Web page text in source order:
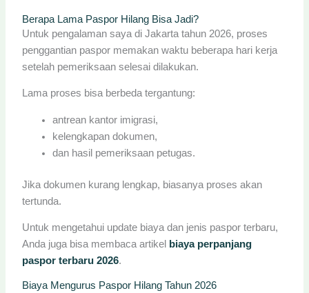
Berapa Lama Paspor Hilang Bisa Jadi?
Untuk pengalaman saya di Jakarta tahun 2026, proses
penggantian paspor memakan waktu beberapa hari kerja
setelah pemeriksaan selesai dilakukan.
Lama proses bisa berbeda tergantung:
antrean kantor imigrasi,
kelengkapan dokumen,
dan hasil pemeriksaan petugas.
Jika dokumen kurang lengkap, biasanya proses akan
tertunda.
Untuk mengetahui update biaya dan jenis paspor terbaru,
Anda juga bisa membaca artikel
biaya perpanjang
paspor terbaru 2026.
Biaya Mengurus Paspor Hilang Tahun 2026